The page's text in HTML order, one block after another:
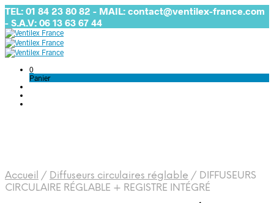
TEL: 01 84 23 80 82 - MAIL: contact@ventilex-france.com
- S.A.V: 06 13 63 67 44
0
Panier
Accueil / Diffuseurs circulaires réglable / DIFFUSEURS
CIRCULAIRE RÉGLABLE + REGISTRE INTÉGRÉ